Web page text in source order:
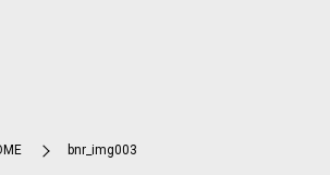
bnr_img003